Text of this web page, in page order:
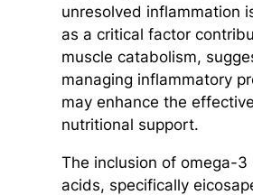
unresolved inflammation
as a critical factor
muscle catabolism,
managing inflammatory
may enhance the
nutritional support.
The inclusion of omega-
acids, specifically